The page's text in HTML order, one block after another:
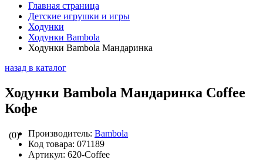
Главная страница
Детские игрушки и игры
Ходунки
Ходунки Bambola
Ходунки Bambola Мандаринка
назад в каталог
Ходунки Bambola Мандаринка Coffee
Кофе
(0) Производитель: Bambola
Код товара: 071189
Артикул: 620-Coffee